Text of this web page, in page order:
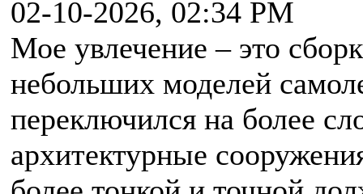
02-10-2026, 02:34 PM
Мое увлечение – это
небольших моделей
переключился на более
архитектурные